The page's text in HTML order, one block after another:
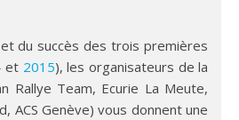
du succès des trois premières
et 2015), les organisateurs de la
Rallye Team, Ecurie La Meute,
ACS Genève) vous donnent une